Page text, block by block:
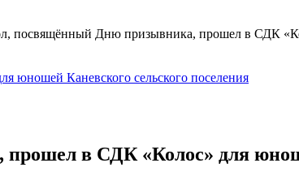
посвящённый Дню призывника, прошел в СДК
в СДК «Колос» для